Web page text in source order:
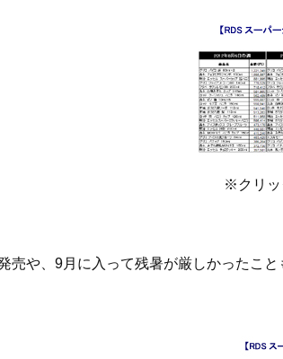
※クリッ
売や、9月に入って残暑が厳しかったこ